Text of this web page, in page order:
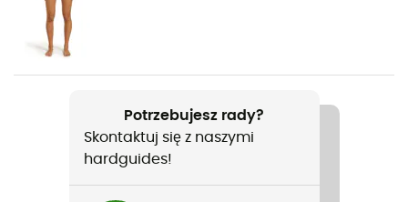
Rodzaj
Kobiety
Nazwa produktu
Microlight Alpine Jacket
Potrzebujesz rady?
Skontaktuj się z naszymi
hardguides!